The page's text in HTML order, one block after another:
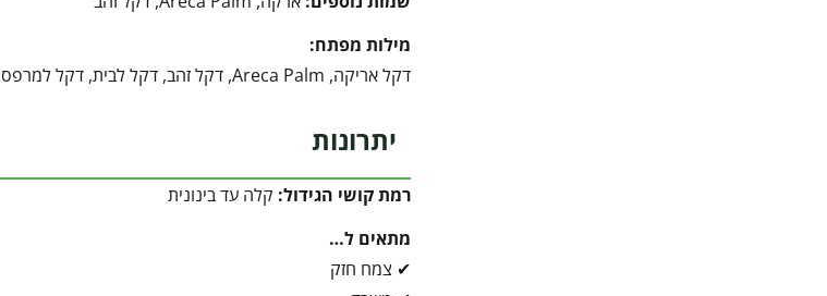
מילות מפתח:
דקל אריקה, Areca Palm, דקל זהב, דקל לבית, דקל למרפסת, דקל נוי, צמח טרופי, דקל לעציץ, גינות טרופיות, צמח לבית
יתרונות
רמת קושי הגידול: קלה עד בינונית
מתאים ל…
✔ צמח חזק